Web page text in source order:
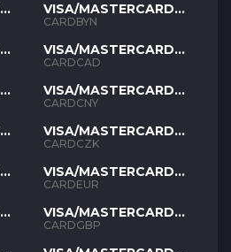
VISA/MASTERCARD
BYN
CARDBYN
VISA/MASTERCARD
CAD
CARDCAD
VISA/MASTERCARD
CNY
CARDCNY
VISA/MASTERCARD
CZK
CARDCZK
VISA/MASTERCARD
EUR
CARDEUR
VISA/MASTERCARD
GBP
CARDGBP